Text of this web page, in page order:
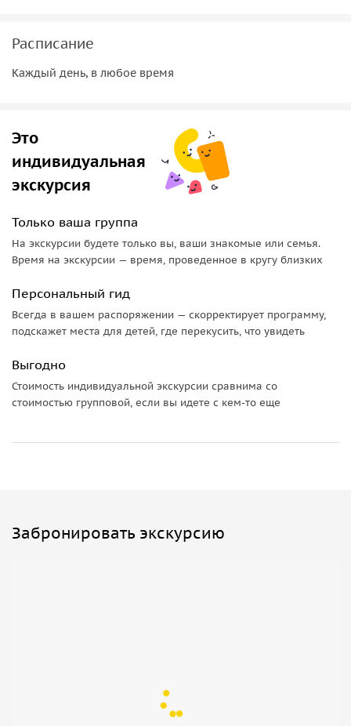
Расписание
Каждый день, в любое время
Это
индивидуальная
экскурсия
Только ваша группа
На экскурсии будете только вы, ваши знакомые или семья.
Время на экскурсии — время, проведенное в кругу близких
Персональный гид
Всегда в вашем распоряжении — скорректирует программу,
подскажет места для детей, где перекусить, что увидеть
Выгодно
Стоимость индивидуальной экскурсии сравнима со
стоимостью групповой, если вы идете с кем-то еще
Забронировать экскурсию